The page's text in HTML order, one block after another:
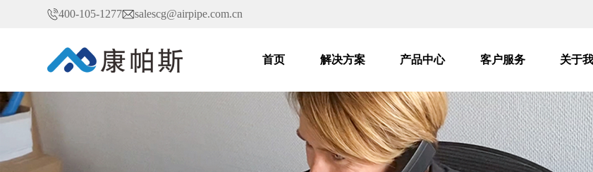
400-105-1277 salescg@airpipe.com.cn
首页 解决方案 产品中心 客户服务 关于